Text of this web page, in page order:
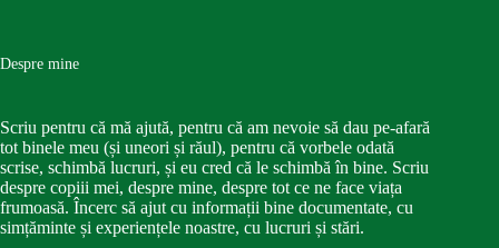
Despre mine
Scriu pentru că mă ajută, pentru că am nevoie să dau pe-afară
tot binele meu (și uneori și răul), pentru că vorbele odată
scrise, schimbă lucruri, și eu cred că le schimbă în bine. Scriu
despre copiii mei, despre mine, despre tot ce ne face viața
frumoasă. Încerc să ajut cu informații bine documentate, cu
simțăminte și experiențele noastre, cu lucruri și stări.